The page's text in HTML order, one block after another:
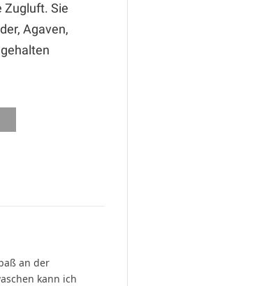
Zugluft. Sie
Agaven,
an der
kann ich